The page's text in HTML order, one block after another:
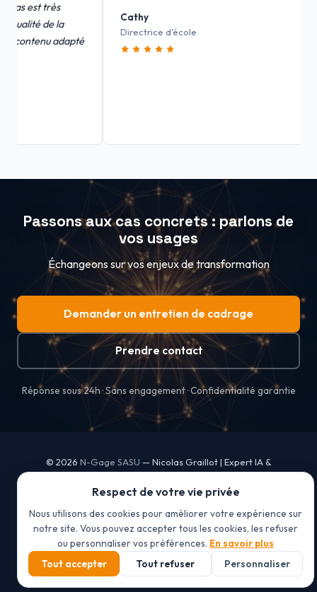
très
de la
adapté
Directrice d'école
Passons aux cas concrets : parlons de
vos usages
Échangeons sur vos enjeux de transformation
Demander un entretien de cadrage
Prendre contact
Réponse sous 24h · Sans engagement · Confidentialité garantie
© 2026 N-Gage SASU — Nicolas Graillot | Expert IA &
Organisme de formation déclaré sous le n° 76311499031 auprès du
préfet de région Occitanie
Mentions légales
CGV
Politique de confidentialité
Gérer les cookies
Respect de votre vie privée
Nous utilisons des cookies pour améliorer votre expérience sur
notre site. Vous pouvez accepter tous les cookies, les refuser
ou personnaliser vos préférences. En savoir plus
Tout accepter
Tout refuser Personnaliser